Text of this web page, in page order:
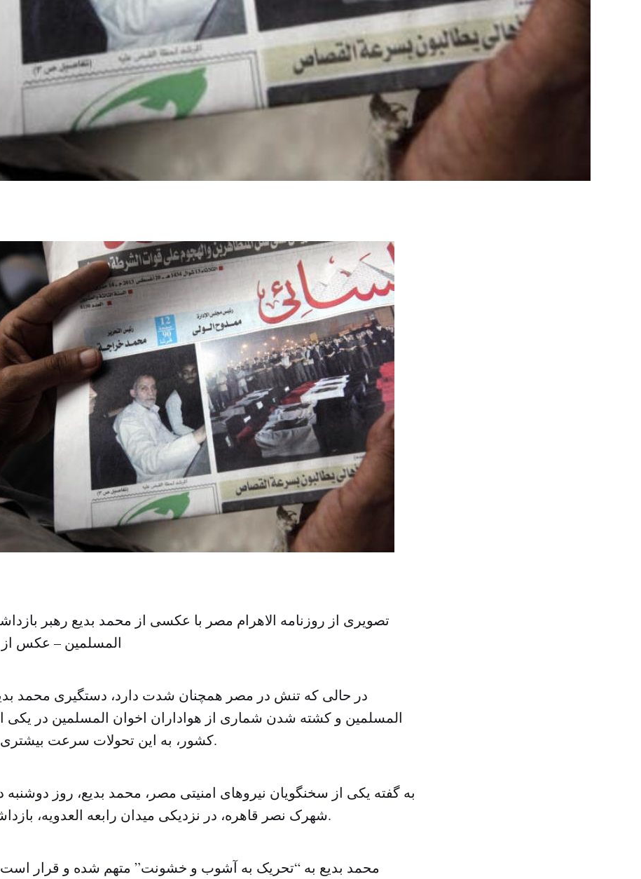
تصویری از روزنامه الاهرام مصر با عکسی از محمد بدیع رهبر
المسلمین – عکس
در حالی که تنش در مصر همچنان شدت دارد، دستگیری محمد
المسلمین و کشته شدن شماری از هواداران اخوان المسلمین در یکی
کشور، به این تحولات سرعت بیشتری بخشیده است.
به گفته یکی از سخنگویان نیروهای امنیتی مصر، محمد بدیع، روز دوشنبه
شهرک نصر قاهره، در نزدیکی میدان رابعه العدویه، بازداشت شده است.
محمد بدیع به “تحریک به آشوب و خشونت” متهم شده و قرار است